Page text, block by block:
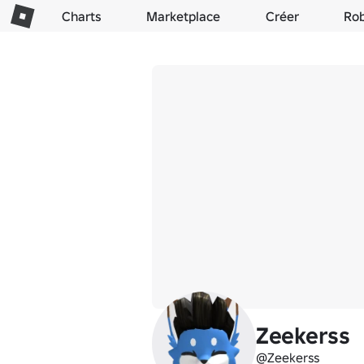
Charts Marketplace Créer
Zeekerss
@Zeekerss